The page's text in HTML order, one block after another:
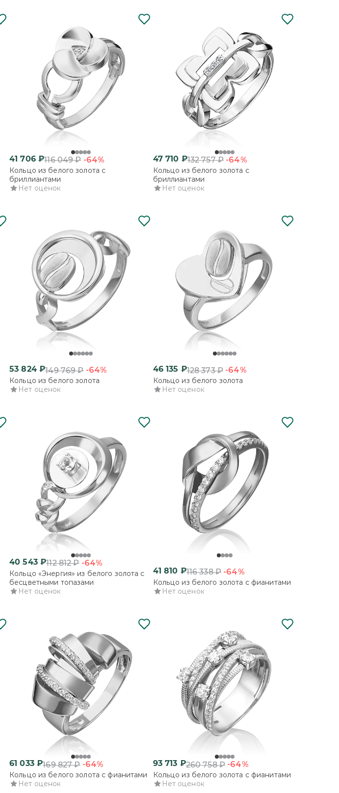
41 706₽116 049₽ -64%
Кольцо из белого золота с
бриллиантами
Нет оценок
47 710 ₽132 757₽ -64%
Кольцо из белого золота с
бриллиантами
Нет оценок
53 824₽149 769₽ -64%
Кольцо из белого золота
Нет оценок
46 135 ₽128 373₽ -64%
Кольцо из белого золота
Нет оценок
40 543₽112 812₽ -64%
Кольцо «Энергия» из белого золота с
бесцветными топазами
Нет оценок
41 810 ₽116 338₽ -64%
Кольцо из белого золота с фианитами
Нет оценок
61 033₽169 827₽ -64%
Кольцо из белого золота с фианитами
Нет оценок
93 713 ₽260 758₽ -64%
Кольцо из белого золота с фианитами
Нет оценок